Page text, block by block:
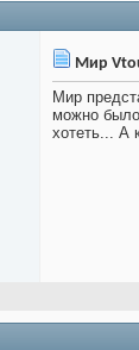
Мир
Мир
можно
хотеть... А